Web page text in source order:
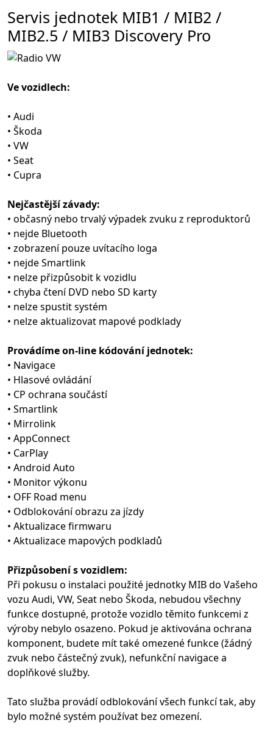
Servis jednotek MIB1 / MIB2 /
MIB2.5 / MIB3 Discovery Pro
Ve vozidlech:
• Audi
• Škoda
• VW
• Seat
• Cupra
Nejčastější závady:
• občasný nebo trvalý výpadek zvuku z reproduktorů
• nejde Bluetooth
• zobrazení pouze uvítacího loga
• nejde Smartlink
• nelze přizpůsobit k vozidlu
• chyba čtení DVD nebo SD karty
• nelze spustit systém
• nelze aktualizovat mapové podklady
Provádíme on-line kódování jednotek:
• Navigace
• Hlasové ovládání
• CP ochrana součástí
• Smartlink
• Mirrolink
• AppConnect
• CarPlay
• Android Auto
• Monitor výkonu
• OFF Road menu
• Odblokování obrazu za jízdy
• Aktualizace firmwaru
• Aktualizace mapových podkladů
Přizpůsobení s vozidlem:
Při pokusu o instalaci použité jednotky MIB do Vašeho
vozu Audi, VW, Seat nebo Škoda, nebudou všechny
funkce dostupné, protože vozidlo těmito funkcemi z
výroby nebylo osazeno. Pokud je aktivována ochrana
komponent, budete mít také omezené funkce (žádný
zvuk nebo částečný zvuk), nefunkční navigace a
doplňkové služby.
Tato služba provádí odblokování všech funkcí tak, aby
bylo možné systém používat bez omezení.